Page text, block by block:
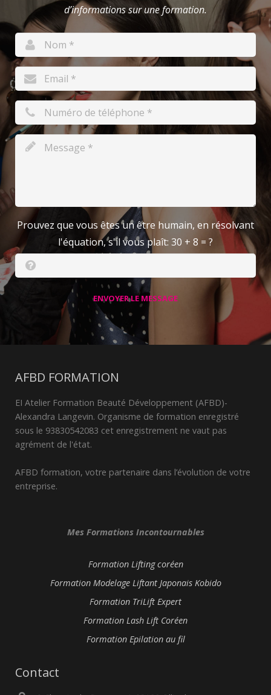
d’informations sur une formation.
Prouvez que vous êtes un être humain, en résolvant
l'équation, s'il vous plaît: 30 + 8 = ?
ENVOYER LE MESSAGE
AFBD FORMATION
EI Atelier Formation Beauté Développement (AFBD)-
Alexandra Langevin. Organisme de formation enregistré
sous le 93830542083 cet enregistrement ne vaut pas
agrément de l'état.
AFBD formation, votre partenaire dans l’évolution de votre
entreprise.
Mes Formations Incontournables
Formation Lifting coréen
Formation Modelage Liftant Japonais Kobido
Formation TriLift Expert
Formation Lash Lift Coréen
Formation Epilation au fil
Contact